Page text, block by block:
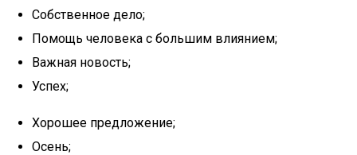
Собственное дело;
Помощь человека с большим влиянием;
Важная новость;
Успех;
Хорошее предложение;
Осень;